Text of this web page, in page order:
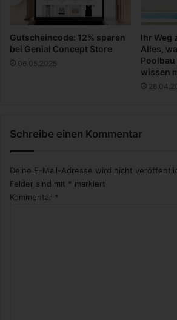
Gutscheincode: 12% sparen
bei Genial Concept Store
06.05.2025
Ihr Weg
Alles,
wissen
Schreibe einen Kommentar
Deine E-Mail-Adresse wird nicht
Felder sind mit * markiert
Kommentar *